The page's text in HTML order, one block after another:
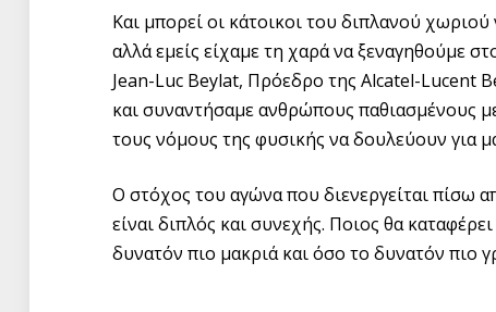
Και μπορεί οι κάτοικοι του διπλανού χωριού
αλλά εμείς είχαμε τη χαρά να ξεναγηθούμε
Jean-Luc Beylat, Πρόεδρο της Alcatel-Lucent
και συναντήσαμε ανθρώπους παθιασμένους
τους νόμους της φυσικής να δουλεύουν για
Ο στόχος του αγώνα που διενεργείται πίσω
είναι διπλός και συνεχής. Ποιος θα
δυνατόν πιο μακριά και όσο το δυνατόν πιο